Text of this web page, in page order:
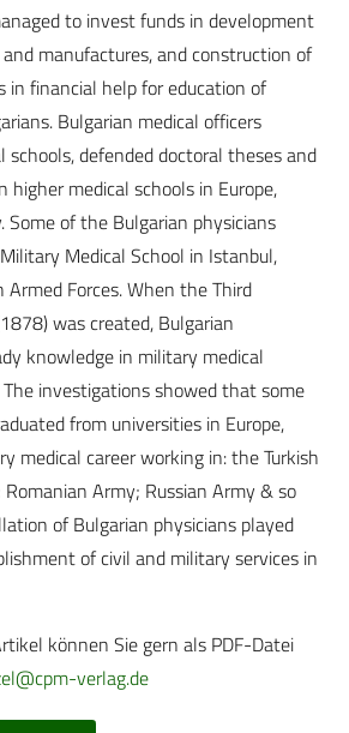
to invest funds in development
manufactures, and construction of
in financial help for education of
Bulgarian medical officers
schools, defended doctoral theses and
higher medical schools in Europe,
Some of the Bulgarian physicians
Medical School in Istanbul,
Armed Forces. When the Third
was created, Bulgarian
knowledge in military medical
investigations showed that some
from universities in Europe,
medical career working in: the Turkish
Army; Russian Army & so
of Bulgarian physicians played
of civil and military services in
können Sie gern als PDF-Datei
verlag.de